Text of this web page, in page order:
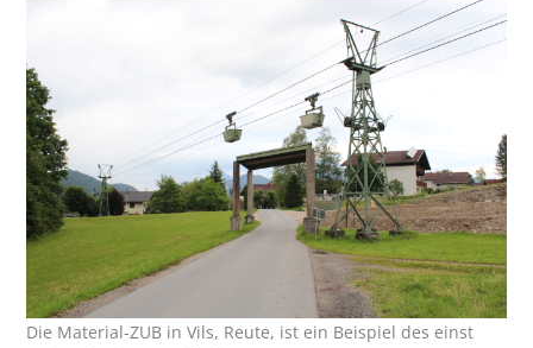
Die Material-ZUB in Vils, Reute, ist ein Beispiel des einst